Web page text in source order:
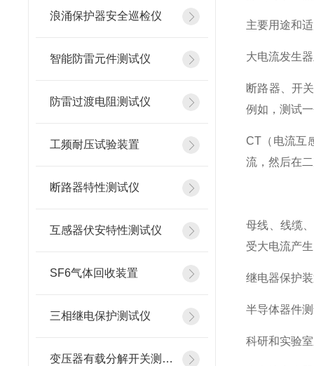
浪涌保护器安全巡检仪
智能防雷元件测试仪
防雷过渡电阻测试仪
工频耐压试验装置
断路器特性测试仪
互感器伏安特性测试仪
SF6气体回收装置
三相继电保护测试仪
变压器有载分解开关测试仪
主要用途和
大电流发生
断路器、开
例如，测试
CT（电流互
流，然后在
母线、线缆
受大电流产
继电器保护
半导体器件
科研和实验